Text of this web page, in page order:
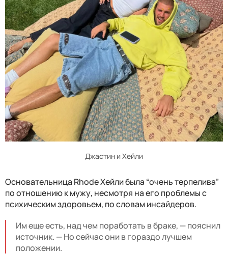
Джастин и Хейли
Основательница Rhode Хейли была “очень терпелива”
по отношению к мужу, несмотря на его проблемы с
психическим здоровьем, по словам инсайдеров.
Им еще есть, над чем поработать в браке, — пояснил
источник. — Но сейчас они в гораздо лучшем
положении.